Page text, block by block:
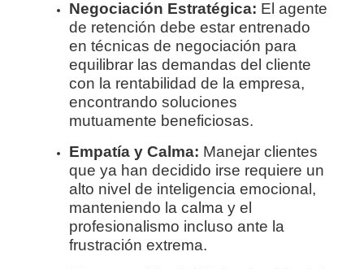
Negociación Estratégica: El agente
de retención debe estar entrenado
en técnicas de negociación para
equilibrar las demandas del cliente
con la rentabilidad de la empresa,
encontrando soluciones
mutuamente beneficiosas.
Empatía y Calma: Manejar clientes
que ya han decidido irse requiere un
alto nivel de inteligencia emocional,
manteniendo la calma y el
profesionalismo incluso ante la
frustración extrema.